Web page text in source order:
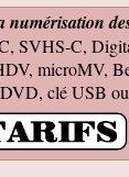
Bien sincèrement
à monter pour
et sup8mm.
arrivé le
Elle est très
nouveau un
SVHS-C,
microMV,
clé USB